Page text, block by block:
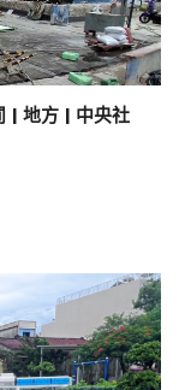
| 地方 | 中央社